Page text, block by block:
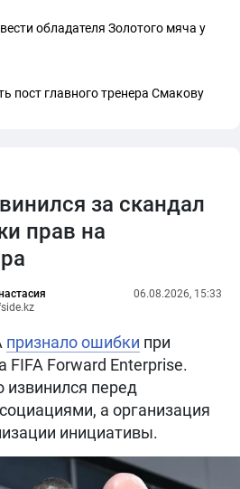
обладателя Золотого мяча у
пост главного тренера Смакову
за скандал
прав на
06.08.2026, 15:33
признало ошибки при
FIFA Forward Enterprise.
перед
а организация
инициативы.